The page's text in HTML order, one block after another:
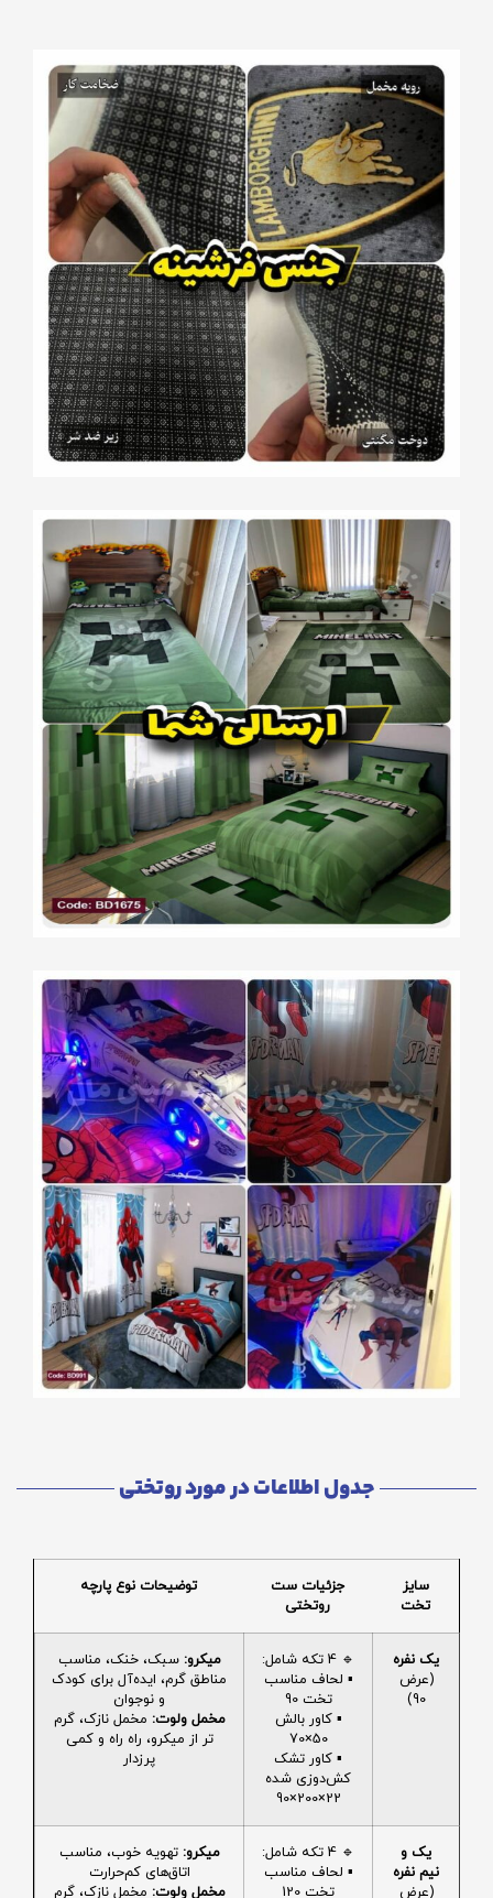
جدول اطلاعات در مورد روتختی
سایز
تخت
جزئیات ست
روتختی
توضیحات نوع پارچه
یک نفره
(عرض
90)
🔹 4 تکه شامل:
▪️ لحاف مناسب
تخت 90
▪️ کاور بالش
50×70
▪️ کاور تشک
کش‌دوزی شده
22×200×90
میکرو: سبک، خنک، مناسب
مناطق گرم، ایده‌آل برای کودک
و نوجوان
مخمل ولوت: مخمل نازک، گرم
تر از میکرو، راه راه و کمی
پرزدار
یک و
نیم نفره
(عرض
🔹 4 تکه شامل:
▪️ لحاف مناسب
تخت 120
میکرو: تهویه خوب، مناسب
اتاق‌های کم‌حرارت
مخمل ولوت: مخمل نازک، گرم